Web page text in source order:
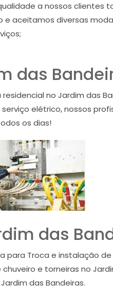
a nossos clientes
aceitamos diversas
das
no Jardim das
elétrico, nossos
os dias!
das
para Troca e instalação
e torneiras no
das Bandeiras.